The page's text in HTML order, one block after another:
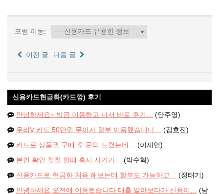
포럼 이동:
이전 글 다음 글
신용카드현금화(카드깡) 후기
안녕하세요~ 방금 이용하고 나서 바로 후기… (안주영)
우리V 카드 50만원 무이자 할부 이용했습니다… (김호진)
카드로 상품권 구매 후 문의 드렸는데… (이재연)
본인 확인 절찰 할때 혹시 사기가… (박수혁)
신용카드로 현금화 처음 해보는데 할부도 가능하고… (정태기)
안녕하세요 오전에 이용했습니다 대출 알아보다가 신용이… (남